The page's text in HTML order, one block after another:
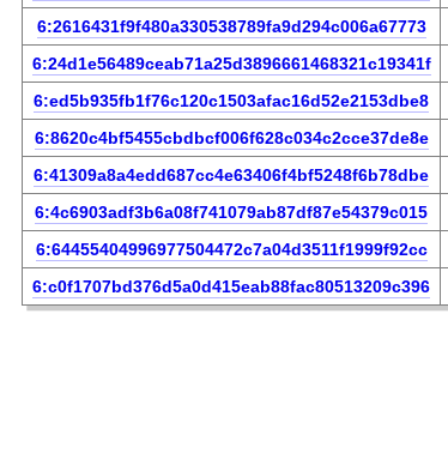
6:2616431f9f480a330538789fa9d294c006a67773
6:24d1e56489ceab71a25d3896661468321c19341f
6:ed5b935fb1f76c120c1503afac16d52e2153dbe8
6:8620c4bf5455cbdbcf006f628c034c2cce37de8e
6:41309a8a4edd687cc4e63406f4bf5248f6b78dbe
6:4c6903adf3b6a08f741079ab87df87e54379c015
6:64455404996977504472c7a04d3511f1999f92cc
6:c0f1707bd376d5a0d415eab88fac80513209c396